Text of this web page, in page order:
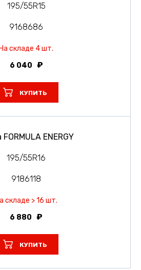
195/55R15
9168686
На складе 4 шт.
6 040
КУПИТЬ
ENERGY
195/55R16
9186118
складе > 16 шт.
6 880
КУПИТЬ